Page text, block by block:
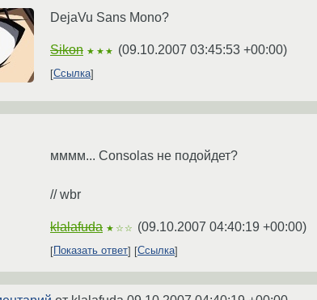
DejaVu Sans Mono?
Sikon ★★★ (09.10.2007 03:45:53 +00:00)
Ссылка
мммм... Consolas не подойдет?
// wbr
klalafuda ★☆☆ (09.10.2007 04:40:19 +00:00)
Показать ответ Ссылка